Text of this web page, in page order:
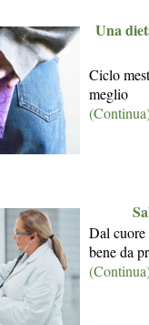
Una
Ciclo
meglio
Dal cuore
bene da